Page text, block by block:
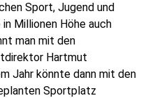
Sport, Jugend und
in Millionen Höhe auch
man mit den
Hartmut
Jahr könnte dann mit den
Sportplatz